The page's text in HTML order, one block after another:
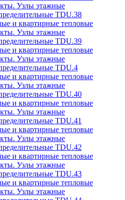
Узлы этажные
TDU.38
и квартирные тепловые
Узлы этажные
TDU.39
и квартирные тепловые
Узлы этажные
TDU.4
и квартирные тепловые
Узлы этажные
TDU.40
и квартирные тепловые
Узлы этажные
TDU.41
и квартирные тепловые
Узлы этажные
TDU.42
и квартирные тепловые
Узлы этажные
TDU.43
и квартирные тепловые
Узлы этажные